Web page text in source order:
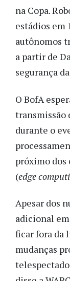
na Copa.
estádios em
autônomos
a partir de
segurança
O BofA
transmissão
durante o
próximo dos
(edge
Apesar dos
adicional
ficar fora da
mudanças